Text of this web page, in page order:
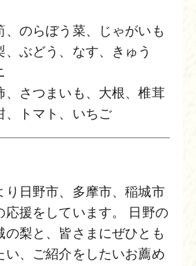
、のらぼう菜、じゃがいも
、ぶどう、なす、きゅう
、さつまいも、大根、椎茸
、トマト、いちご
り日野市、多摩市、稲城市
応援をしています。 日野の
の梨と、皆さまにぜひとも
い、ご紹介をしたいお薦め